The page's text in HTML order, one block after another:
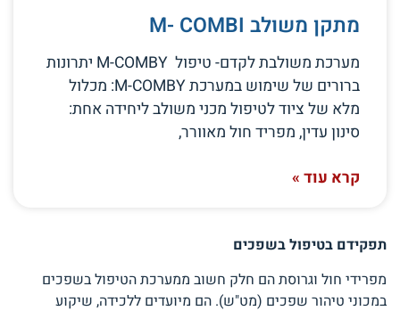
מתקן משולב M- COMBI
מערכת משולבת לקדם- טיפול M-COMBY יתרונות
ברורים של שימוש במערכת M-COMBY: מכלול
מלא של ציוד לטיפול מכני משולב ליחידה אחת:
סינון עדין, מפריד חול מאוורר,
קרא עוד »
תפקידם בטיפול בשפכים
מפרידי חול וגרוסת הם חלק חשוב ממערכת הטיפול בשפכים
במכוני טיהור שפכים (מט"ש). הם מיועדים ללכידה, שיקוע